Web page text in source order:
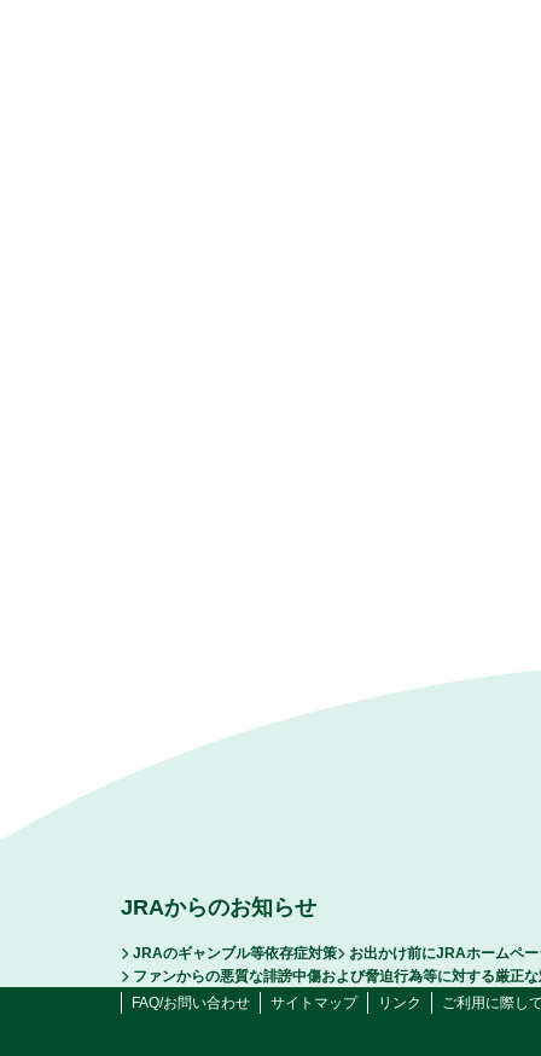
JRAからのお知らせ
JRAのギャンブル等依存症対策
お出かけ前にJRAホームペ
ファンからの悪質な誹謗中傷および脅迫行為等に対する厳正
FAQ/お問い合わせ
サイトマップ リンク ご利用に際し